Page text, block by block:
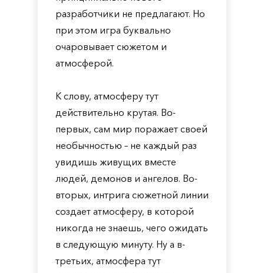
разработчики не предлагают. Но
при этом игра буквально
очаровывает сюжетом и
атмосферой.
К слову, атмосферу тут
действительно крутая. Во-
первых, сам мир поражает своей
необычностью – не каждый раз
увидишь живущих вместе
людей, демонов и ангелов. Во-
вторых, интрига сюжетной линии
создает атмосферу, в которой
никогда не знаешь, чего ожидать
в следующую минуту. Ну а в-
третьих, атмосфера тут